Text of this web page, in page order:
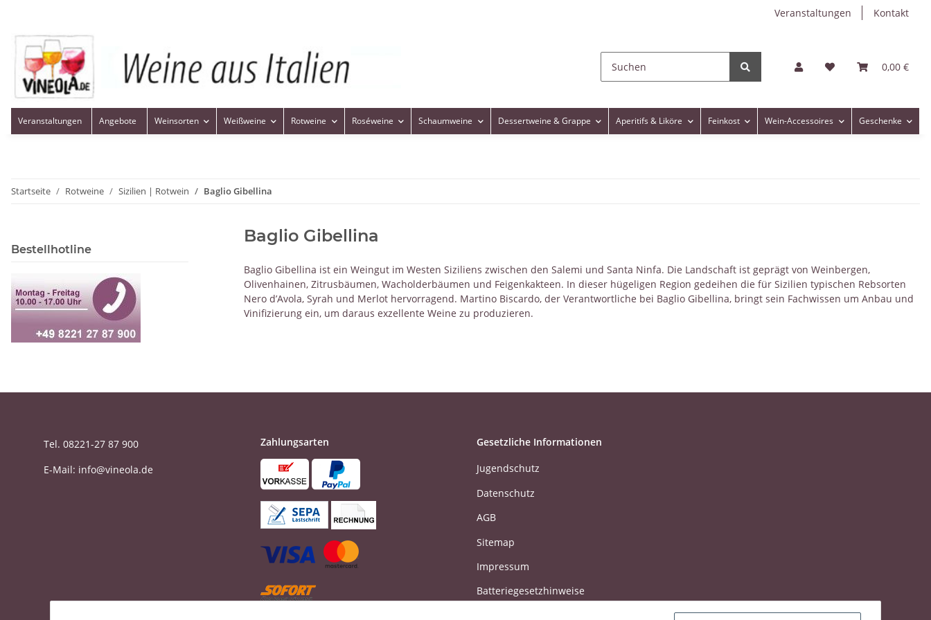
Veranstaltungen Kontakt
0,00 €
Veranstaltungen Angebote Weinsorten Weißweine Rotweine Roséweine Schaumweine Dessertweine & Grappe Aperitifs & Liköre Feinkost Wein-Accessoires Geschenke
Startseite Rotweine Sizilien | Rotwein Baglio Gibellina
Baglio Gibellina
Baglio Gibellina ist ein Weingut im Westen Siziliens zwischen den Salemi und Santa Ninfa. Die Landschaft ist geprägt von Weinbergen,
Olivenhainen, Zitrusbäumen, Wacholderbäumen und Feigenkakteen. In dieser hügeligen Region gedeihen die für Sizilien typischen Rebsorten
Nero d’Avola, Syrah und Merlot hervorragend. Martino Biscardo, der Verantwortliche bei Baglio Gibellina, bringt sein Fachwissen um Anbau und
Vinifizierung ein, um daraus exzellente Weine zu produzieren.
Bestellhotline
Tel. 08221-27 87 900
E-Mail: info@vineola.de
Zahlungsarten Gesetzliche Informationen
Jugendschutz
Datenschutz
AGB
Sitemap
Impressum
Batteriegesetzhinweise